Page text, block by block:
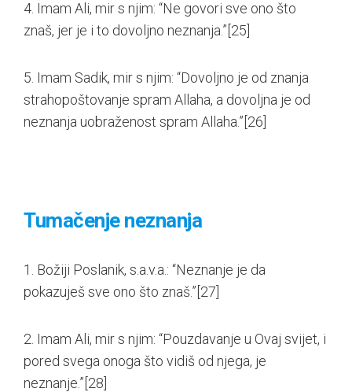
4. Imam Ali, mir s njim: “Ne govori sve ono što
znaš, jer je i to dovoljno neznanja.”[25]
5. Imam Sadik, mir s njim: “Dovoljno je od znanja
strahopoštovanje spram Allaha, a dovoljna je od
neznanja uobraženost spram Allaha.”[26]
Tumačenje neznanja
1. Božiji Poslanik, s.a.v.a.: “Neznanje je da
pokazuješ sve ono što znaš.”[27]
2. Imam Ali, mir s njim: “Pouzdavanje u Ovaj svijet, i
pored svega onoga što vidiš od njega, je
neznanje.”[28]